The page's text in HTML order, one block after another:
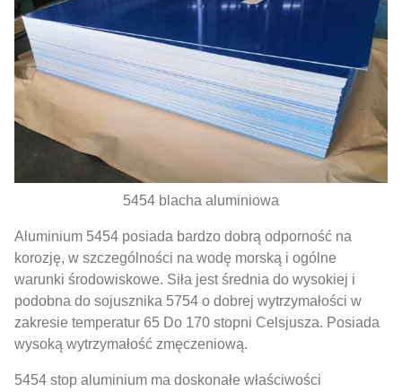
5454 blacha aluminiowa
Aluminium 5454 posiada bardzo dobrą odporność na
korozję, w szczególności na wodę morską i ogólne
warunki środowiskowe. Siła jest średnia do wysokiej i
podobna do sojusznika 5754 o dobrej wytrzymałości w
zakresie temperatur 65 Do 170 stopni Celsjusza. Posiada
wysoką wytrzymałość zmęczeniową.
5454 stop aluminium ma doskonałe właściwości